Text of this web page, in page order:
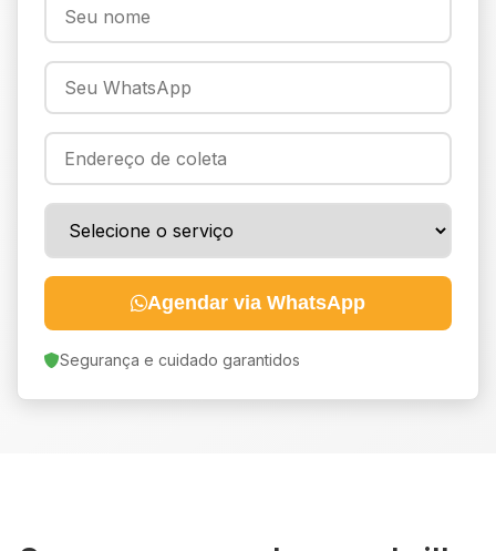
Agendar via WhatsApp
Segurança e cuidado garantidos